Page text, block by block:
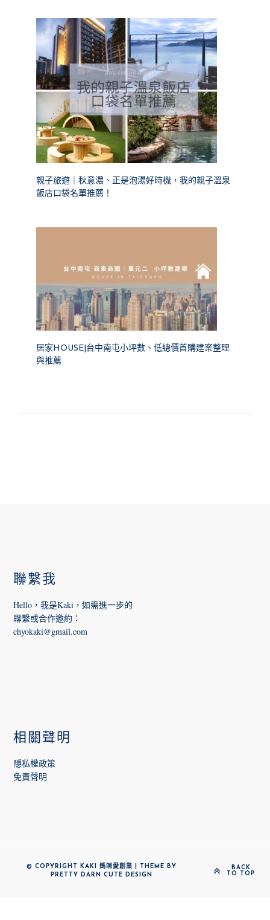
親子旅遊｜秋意濃、正是泡湯好時機，我的親子溫泉
飯店口袋名單推薦！
居家HOUSE|台中南屯小坪數、低總價首購建案整理
與推薦
聯繫我
Hello，我是Kaki，如需進一步的
聯繫或合作邀約 ：
chyokaki@gmail.com
相關聲明
隱私權政策
免責聲明
© COPYRIGHT KAKI 媽咪愛創業 | THEME BY
PRETTY DARN CUTE DESIGN
BACK
TO TOP